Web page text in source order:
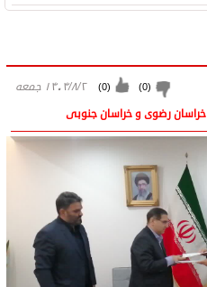
۱۴۰۴/۸/۲ جمعه (
0
) (
0
)
رضوی و خراسان جنوبی